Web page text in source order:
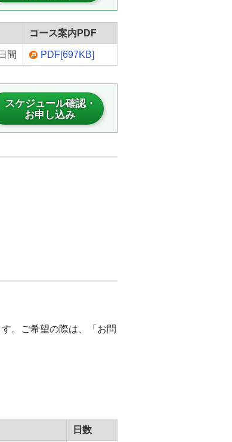
コース案内PDF
間 PDF[697KB]
スケジュール確認・
お申し込み
。ご希望の際は、「お問
日数